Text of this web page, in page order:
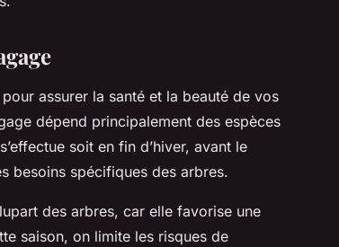
assurer la santé et la beauté de vos
dépend principalement des espèces
soit en fin d’hiver, avant le
besoins spécifiques des arbres.
des arbres, car elle favorise une
saison, on limite les risques de